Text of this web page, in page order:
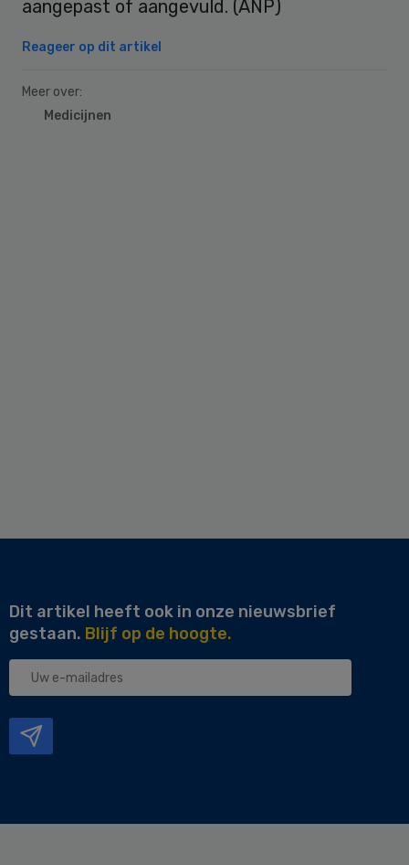
aangepast of aangevuld. (ANP)
Reageer op dit artikel
Meer over:
Medicijnen
Dit artikel heeft ook in onze nieuwsbrief
gestaan. Blijf op de hoogte.
Uw